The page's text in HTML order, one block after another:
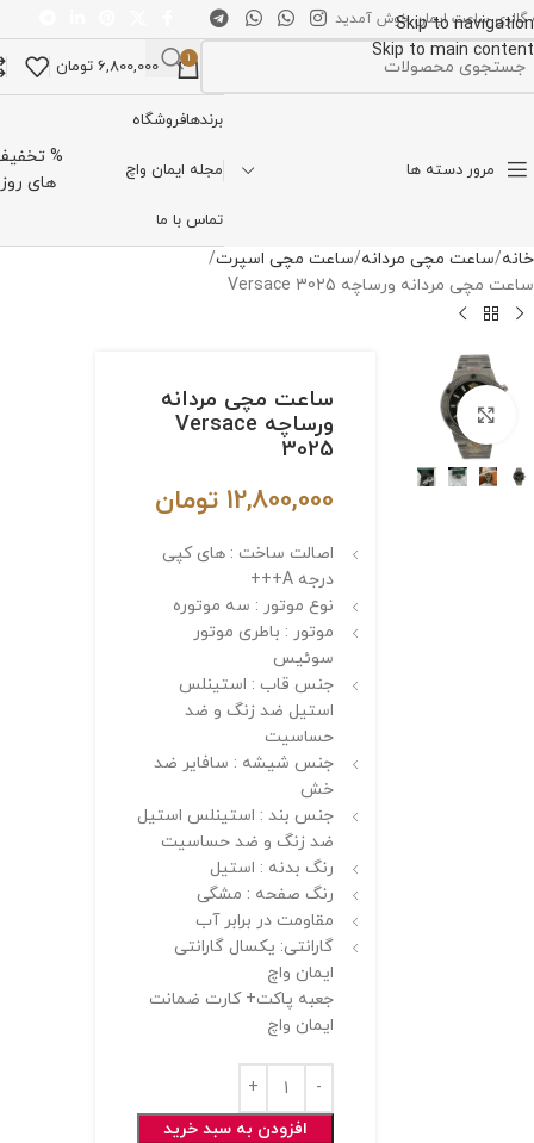
Skip to navigation
Skip to main content
گالری ساعت ایمان خوش آمدید
1
6,800,000 تومان
مرور دسته ها
برندهافروشگاه
مجله ایمان واچ
تماس با ما
%
های روز
خانه ساعت مچی مردانه ساعت مچی اسپرت
ساعت مچی مردانه ورساچه Versace 3025
برای بزرگنمایی کلیک کنیدساعت مچی مردانه
ورساچه Versace
3025
12,800,000 تومان
اصالت ساخت : های کپی
درجه A+++
نوع موتور : سه موتوره
موتور : باطری موتور
سوئیس
جنس قاب : استینلس
استیل ضد زنگ و ضد
حساسیت
جنس شیشه : سافایر ضد
خش
جنس بند : استینلس استیل
ضد زنگ و ضد حساسیت
رنگ بدنه : استیل
رنگ صفحه : مشگی
مقاومت در برابر آب
گارانتی: یکسال گارانتی
ایمان واچ
جعبه پاکت+ کارت ضمانت
ایمان واچ
افزودن به سبد خرید